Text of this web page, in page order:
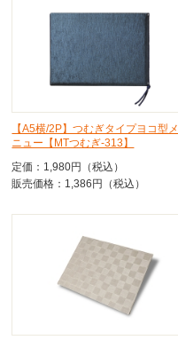
【A5横/2P】つむぎタイプヨコ型メ
ニュー【MTつむぎ-313】
定価：1,980円（税込）
販売価格：1,386円（税込）